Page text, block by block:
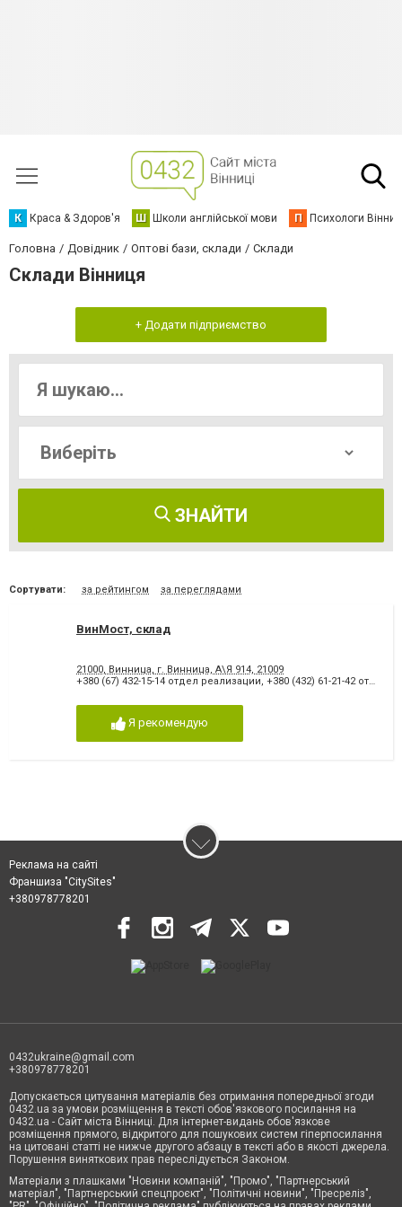
К Краса & Здоров'я Ш Школи англійської мови П Психологи
Головна Довідник Оптові бази, склади Склади
Склади Вінниця
+ Додати підприємство
ЗНАЙТИ
Сортувати: за рейтингом за переглядами
ВинМост, склад
21000, Винница, г. Винница, А\Я 914, 21009
+380 (67) 432-15-14 отдел реализации, +380 (432) 61-21-42 отдел реализации
Я рекомендую
Реклама на сайті
Франшиза "CitySites"
+380978778201
0432ukraine@gmail.com
+380978778201
Допускається цитування матеріалів без отримання попередньої згоди
0432.ua за умови розміщення в тексті обов'язкового посилання на
0432.ua - Сайт міста Вінниці. Для інтернет-видань обов'язкове
розміщення прямого, відкритого для пошукових систем гіперпосилання
на цитовані статті не нижче другого абзацу в тексті або в якості джерела.
Порушення виняткових прав переслідується Законом.
Матеріали з плашками "Новини компаній", "Промо", "Партнерський
матеріал", "Партнерський спецпроєкт", "Політичні новини", "Пресреліз",